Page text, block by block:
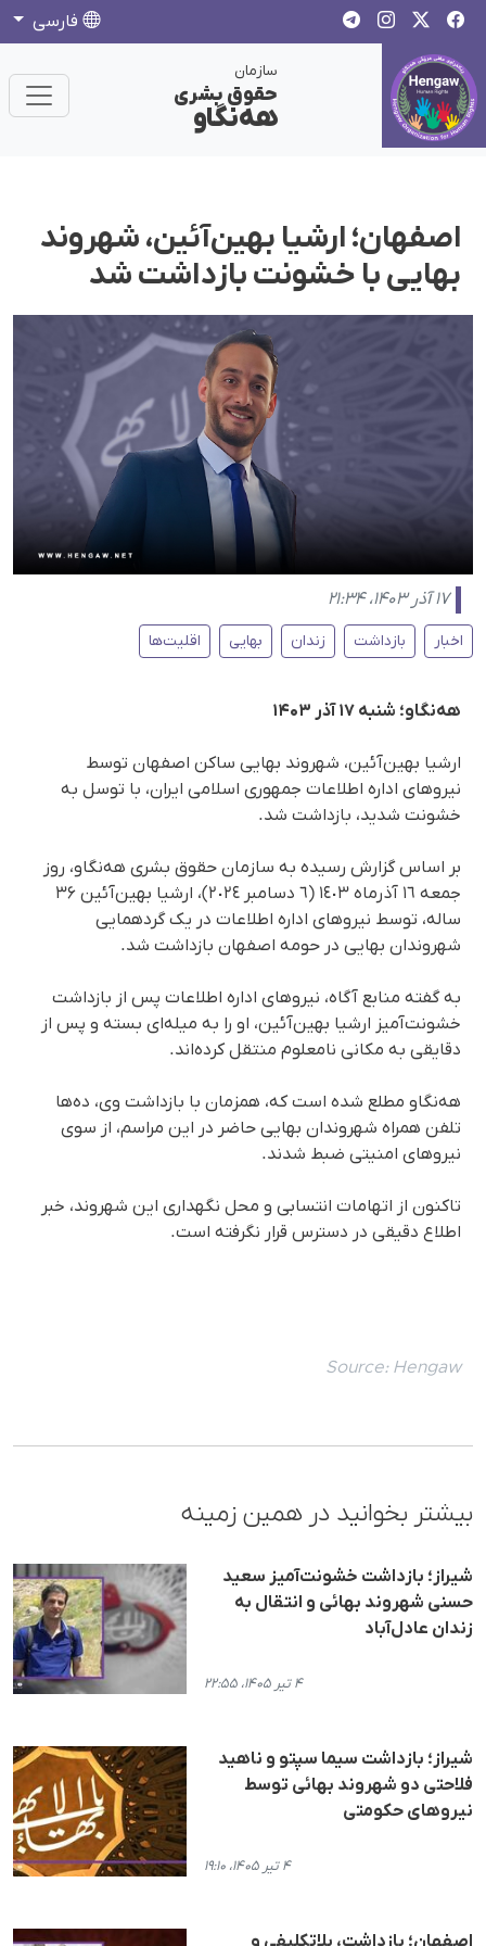
فارسی
سازمان
حقوق بشری
هەنگاو
اصفهان؛ ارشیا بهین‌آئین، شهروند
بهایی با خشونت بازداشت شد
۱۷ آذر ۱۴۰۳، ۲۱:۳۴
اخبار بازداشت زندان بهایی اقلیت‌ها
هه‌نگاو؛ شنبه ۱۷ آذر ۱۴۰۳
ارشیا بهین‌آئین، شهروند بهایی ساکن اصفهان توسط
نیروهای اداره اطلاعات جمهوری اسلامی ایران، با توسل به
خشونت شدید، بازداشت شد.
بر اساس گزارش رسیده به سازمان حقوق بشری هه‌نگاو، روز
جمعه ١٦ آذرماه ١٤٠٣ (٦ دسامبر ٢٠٢٤)، ارشیا بهین‌آئین ۳۶
ساله، توسط نیروهای اداره اطلاعات در یک گردهمایی
شهروندان بهایی در حومه اصفهان بازداشت شد.
به گفته منابع آگاه، نیروهای اداره اطلاعات پس از بازداشت
خشونت‌آمیز ارشیا بهین‌آئین، او را به میله‌ای بسته و پس از
دقایقی به مکانی نامعلوم منتقل کرده‌اند.
هه‌نگاو مطلع شده است که، همزمان با بازداشت وی، ده‌ها
تلفن همراه شهروندان بهایی حاضر در این مراسم، از سوی
نیروهای امنیتی ضبط شدند.
تاکنون از اتهامات انتسابی و محل نگهداری این شهروند، خبر
اطلاع دقیقی در دسترس قرار نگرفته است.
Source: Hengaw
بیشتر بخوانید در همین زمینه
شیراز؛ بازداشت خشونت‌آمیز سعید
حسنی شهروند بهائی و انتقال به
زندان عادل‌آباد
۴ تیر ۱۴۰۵، ۲۲:۵۵
شیراز؛ بازداشت سیما سپتو و ناهید
فلاحتی دو شهروند بهائی توسط
نیروهای حکومتی
۴ تیر ۱۴۰۵، ۱۹:۱۰
اصفهان؛ بازداشت، بلاتکلیفی و